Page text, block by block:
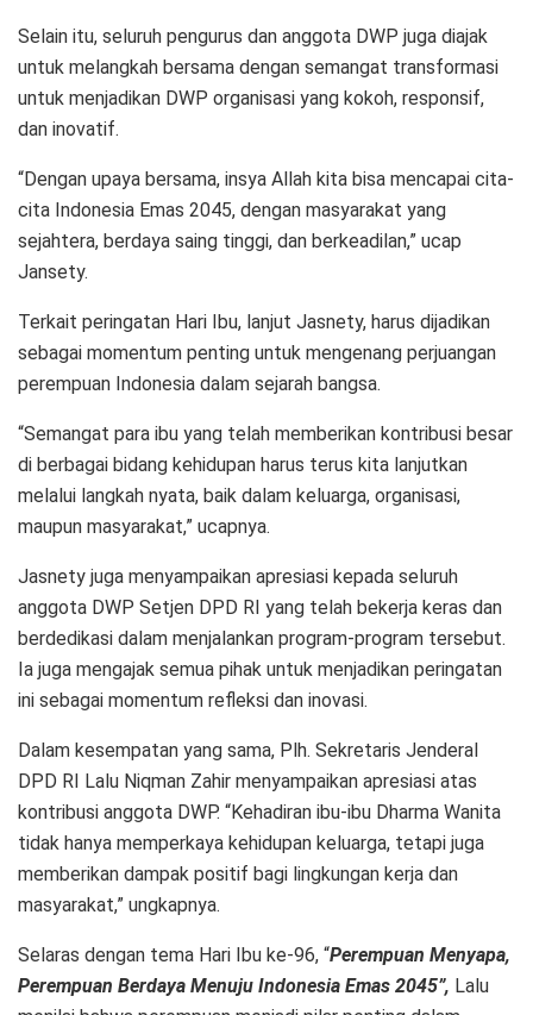
Selain itu, seluruh pengurus dan anggota DWP juga diajak
untuk melangkah bersama dengan semangat transformasi
untuk menjadikan DWP organisasi yang kokoh, responsif,
dan inovatif.
“Dengan upaya bersama, insya Allah kita bisa mencapai cita-
cita Indonesia Emas 2045, dengan masyarakat yang
sejahtera, berdaya saing tinggi, dan berkeadilan,” ucap
Jansety.
Terkait peringatan Hari Ibu, lanjut Jasnety, harus dijadikan
sebagai momentum penting untuk mengenang perjuangan
perempuan Indonesia dalam sejarah bangsa.
“Semangat para ibu yang telah memberikan kontribusi besar
di berbagai bidang kehidupan harus terus kita lanjutkan
melalui langkah nyata, baik dalam keluarga, organisasi,
maupun masyarakat,” ucapnya.
Jasnety juga menyampaikan apresiasi kepada seluruh
anggota DWP Setjen DPD RI yang telah bekerja keras dan
berdedikasi dalam menjalankan program-program tersebut.
Ia juga mengajak semua pihak untuk menjadikan peringatan
ini sebagai momentum refleksi dan inovasi.
Dalam kesempatan yang sama, Plh. Sekretaris Jenderal
DPD RI Lalu Niqman Zahir menyampaikan apresiasi atas
kontribusi anggota DWP. “Kehadiran ibu-ibu Dharma Wanita
tidak hanya memperkaya kehidupan keluarga, tetapi juga
memberikan dampak positif bagi lingkungan kerja dan
masyarakat,” ungkapnya.
Selaras dengan tema Hari Ibu ke-96, “Perempuan Menyapa,
Perempuan Berdaya Menuju Indonesia Emas 2045”, Lalu